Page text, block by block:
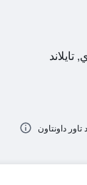
داونتاون